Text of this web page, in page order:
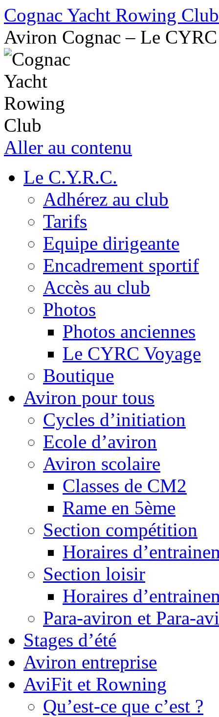
Cognac Yacht Rowing Club
Aviron Cognac – Le CYRC
Aller au contenu
Le C.Y.R.C.
Adhérez au club
Tarifs
Equipe dirigeante
Encadrement sportif
Accès au club
Photos
Photos anciennes
Le CYRC Voyage
Boutique
Aviron pour tous
Cycles d’initiation
Ecole d’aviron
Aviron scolaire
Classes de CM2
Rame en 5ème
Section compétition
Horaires
Section loisir
Horaires
Para-aviron et Para-
Stages d’été
Aviron entreprise
AviFit et Rowning
Qu’est-ce que c’est ?